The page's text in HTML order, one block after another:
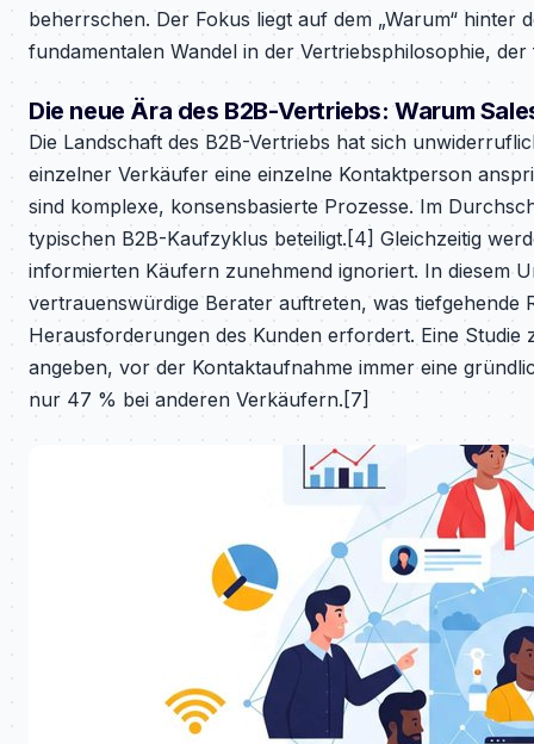
beherrschen. Der Fokus liegt auf dem „Warum“ hinter
fundamentalen Wandel in der Vertriebsphilosophie,
Die neue Ära des B2B-Vertriebs: Warum
Die Landschaft des B2B-Vertriebs hat sich
einzelner Verkäufer eine einzelne Kontaktperson
sind komplexe, konsensbasierte Prozesse. Im
typischen B2B-Kaufzyklus beteiligt.[4] Gleichzeitig
informierten Käufern zunehmend ignoriert. In diesem
vertrauenswürdige Berater auftreten, was tiefgehende
Herausforderungen des Kunden erfordert. Eine
angeben, vor der Kontaktaufnahme immer eine
nur 47 % bei anderen Verkäufern.[7]